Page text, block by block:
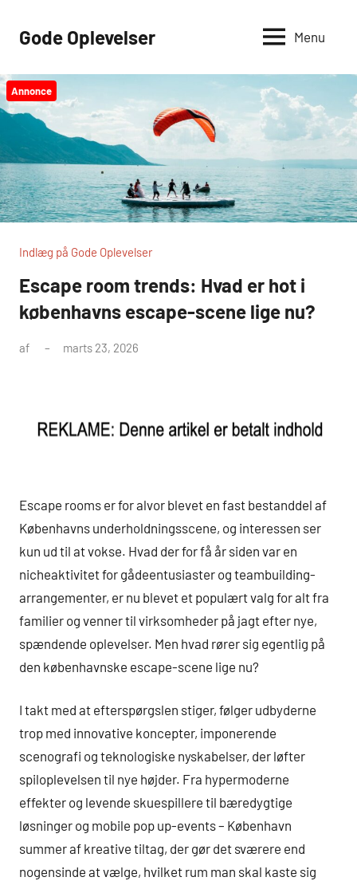
Gode Oplevelser Menu
Annonce
Indlæg på Gode Oplevelser
Escape room trends: Hvad er hot i
københavns escape-scene lige nu?
af marts 23, 2026
Escape rooms er for alvor blevet en fast bestanddel af
Københavns underholdningsscene, og interessen ser
kun ud til at vokse. Hvad der for få år siden var en
nicheaktivitet for gådeentusiaster og teambuilding-
arrangementer, er nu blevet et populært valg for alt fra
familier og venner til virksomheder på jagt efter nye,
spændende oplevelser. Men hvad rører sig egentlig på
den københavnske escape-scene lige nu?
I takt med at efterspørgslen stiger, følger udbyderne
trop med innovative koncepter, imponerende
scenografi og teknologiske nyskabelser, der løfter
spiloplevelsen til nye højder. Fra hypermoderne
effekter og levende skuespillere til bæredygtige
løsninger og mobile pop up-events – København
summer af kreative tiltag, der gør det sværere end
nogensinde at vælge, hvilket rum man skal kaste sig